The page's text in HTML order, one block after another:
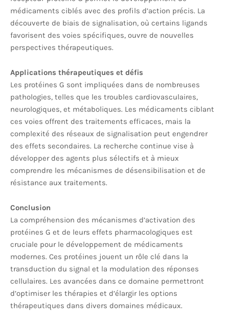
médicaments ciblés avec des profils d’action précis. La
découverte de biais de signalisation, où certains ligands
favorisent des voies spécifiques, ouvre de nouvelles
perspectives thérapeutiques.
Applications thérapeutiques et défis
Les protéines G sont impliquées dans de nombreuses
pathologies, telles que les troubles cardiovasculaires,
neurologiques, et métaboliques. Les médicaments ciblant
ces voies offrent des traitements efficaces, mais la
complexité des réseaux de signalisation peut engendrer
des effets secondaires. La recherche continue vise à
développer des agents plus sélectifs et à mieux
comprendre les mécanismes de désensibilisation et de
résistance aux traitements.
Conclusion
La compréhension des mécanismes d’activation des
protéines G et de leurs effets pharmacologiques est
cruciale pour le développement de médicaments
modernes. Ces protéines jouent un rôle clé dans la
transduction du signal et la modulation des réponses
cellulaires. Les avancées dans ce domaine permettront
d’optimiser les thérapies et d’élargir les options
thérapeutiques dans divers domaines médicaux.